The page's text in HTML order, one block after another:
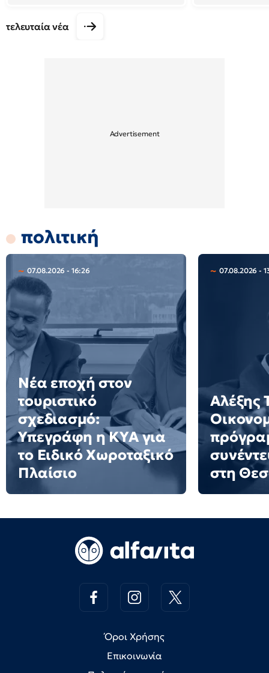
τελευταία νέα
πολιτική
07.08.2026 - 16:26
Νέα εποχή στον
τουριστικό
σχεδιασμό:
Υπεγράφη η ΚΥΑ για
το Ειδικό Χωροταξικό
Πλαίσιο
07.08.2026 -
Αλέξης
στη
Όροι Χρήσης
Επικοινωνία